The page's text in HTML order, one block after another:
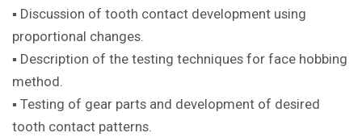
▪ Discussion of tooth contact development using
proportional changes.
▪ Description of the testing techniques for face hobbing
method.
▪ Testing of gear parts and development of desired
tooth contact patterns.